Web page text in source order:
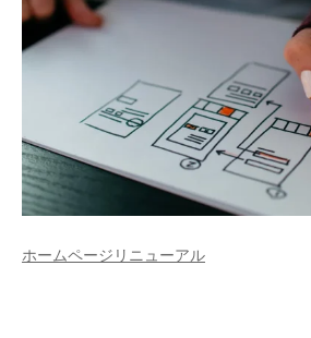
ホームページリニューアル